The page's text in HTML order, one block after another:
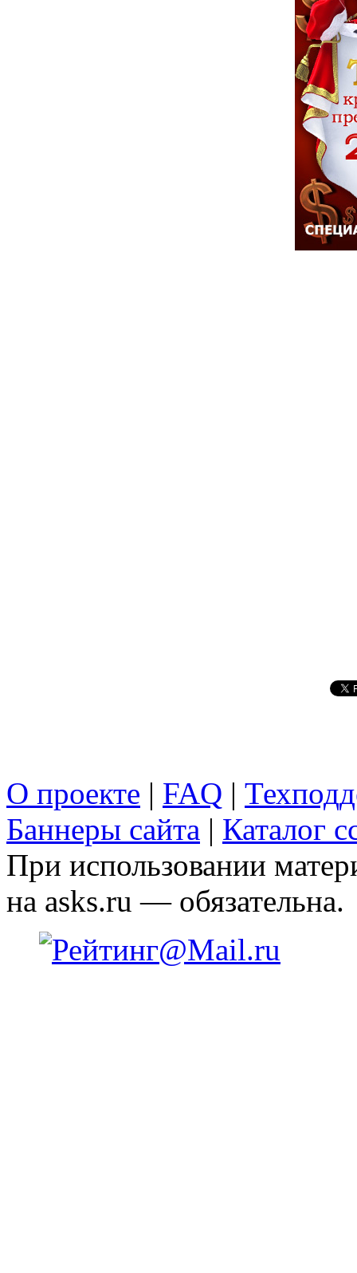
О проекте | FAQ |
Баннеры сайта | Каталог
При использовании
на asks.ru — обязательна.